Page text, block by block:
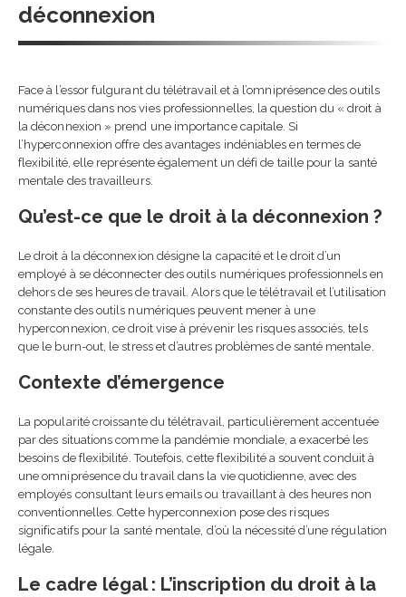
déconnexion
Face à l’essor fulgurant du télétravail et à l’omniprésence des outils
numériques dans nos vies professionnelles, la question du « droit à
la déconnexion » prend une importance capitale. Si
l’hyperconnexion offre des avantages indéniables en termes de
flexibilité, elle représente également un défi de taille pour la santé
mentale des travailleurs.
Qu’est-ce que le droit à la déconnexion ?
Le droit à la déconnexion désigne la capacité et le droit d’un
employé à se déconnecter des outils numériques professionnels en
dehors de ses heures de travail. Alors que le télétravail et l’utilisation
constante des outils numériques peuvent mener à une
hyperconnexion, ce droit vise à prévenir les risques associés, tels
que le burn-out, le stress et d’autres problèmes de santé mentale.
Contexte d’émergence
La popularité croissante du télétravail, particulièrement accentuée
par des situations comme la pandémie mondiale, a exacerbé les
besoins de flexibilité. Toutefois, cette flexibilité a souvent conduit à
une omniprésence du travail dans la vie quotidienne, avec des
employés consultant leurs emails ou travaillant à des heures non
conventionnelles. Cette hyperconnexion pose des risques
significatifs pour la santé mentale, d’où la nécessité d’une régulation
légale.
Le cadre légal : L’inscription du droit à la
check-list
Passeport de prévention
2026 : obligations,
fonctionnement et
pour les entreprises
24 juin 2026
IA en entreprise et
collaborateurs est devenu
indispensable
24 juin 2026
Référent handicap en
24 juin 2026
Référent harcèlement
entreprise : rôle,
obligations et bonnes
pratiques
guide complet